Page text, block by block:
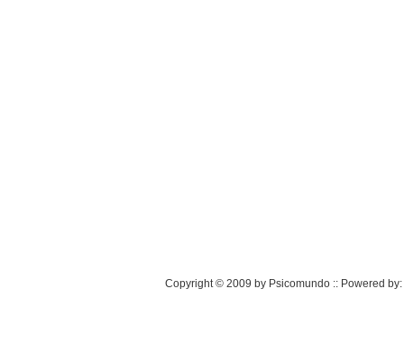
Copyright © 2009 by Psicomundo :: Powered by: